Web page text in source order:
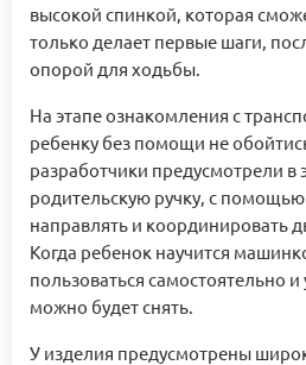
высокой спинкой, которая
только делает первые шаги,
опорой для ходьбы.
На этапе ознакомления с
ребенку без помощи не
разработчики предусмотрели в
родительскую ручку, с
направлять и координировать
Когда ребенок научится
пользоваться самостоятельно и
можно будет снять.
У изделия предусмотрены